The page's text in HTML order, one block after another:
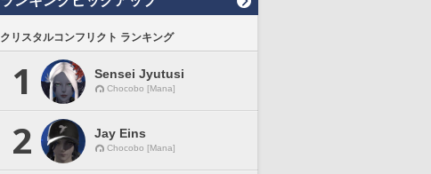
クリスタルコンフリクト ランキング
1 Sensei Jyutusi
Chocobo [Mana]
2 Jay Eins
Chocobo [Mana]